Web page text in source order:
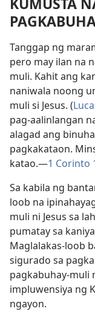
Tanggap ng
pero may ilan na
muli. Kahit ang
naniwala noong
muli si Jesus. (
pag-aalinlangan
alagad ang
pagkakataon.
katao.—1 Corinto
Sa kabila ng
loob na
muli ni Jesus sa
pumatay sa
Maglalakas-loob
sigurado sa
pagkabuhay-muli
impluwensiya ng
ngayon.